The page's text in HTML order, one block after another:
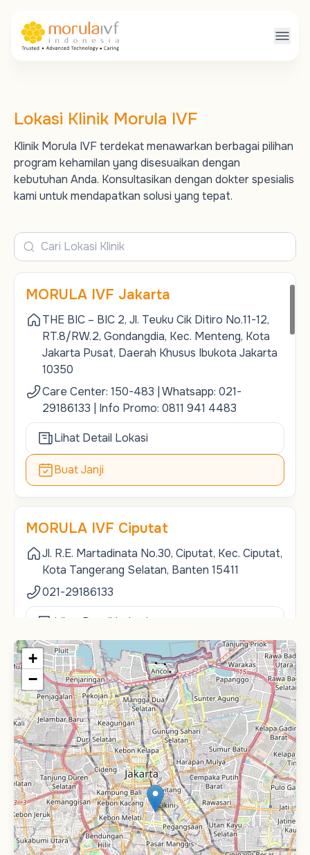
Lokasi Klinik Morula IVF
Klinik Morula IVF terdekat menawarkan berbagai pilihan
program kehamilan yang disesuaikan dengan
kebutuhan Anda. Konsultasikan dengan dokter spesialis
kami untuk mendapatkan solusi yang tepat.
MORULA IVF Jakarta
THE BIC – BIC 2, Jl. Teuku Cik Ditiro No.11-12,
RT.8/RW.2, Gondangdia, Kec. Menteng, Kota
Jakarta Pusat, Daerah Khusus Ibukota Jakarta
10350
Care Center: 150-483 | Whatsapp: 021-
29186133 | Info Promo: 0811 941 4483
Lihat Detail Lokasi
Buat Janji
MORULA IVF Ciputat
Jl. R.E. Martadinata No.30, Ciputat, Kec. Ciputat,
Kota Tangerang Selatan, Banten 15411
021-29186133
Lihat Detail Lokasi
Buat Janji
MORULA IVF Tangerang
Jalan Boulevard Raya Gading Serpong Kav. 29
Gading, Kec. Serpong, Tangerang, Banten
15810
021-29186136
Lihat Detail Lokasi
+
−